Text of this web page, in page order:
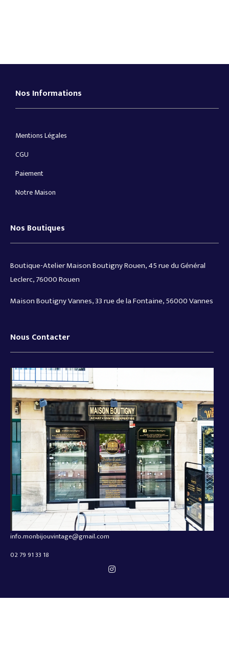
Nos Informations
Mentions Légales
CGU
Paiement
Notre Maison
Nos Boutiques
Boutique-Atelier Maison Boutigny Rouen, 45 rue du Général
Leclerc, 76000 Rouen
Maison Boutigny Vannes, 33 rue de la Fontaine, 56000 Vannes
Nous Contacter
info.monbijouvintage@gmail.com
02 79 91 33 18